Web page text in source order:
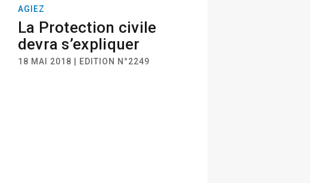
AGIEZ
La Protection civile
devra s’expliquer
18 MAI 2018 | EDITION N°2249